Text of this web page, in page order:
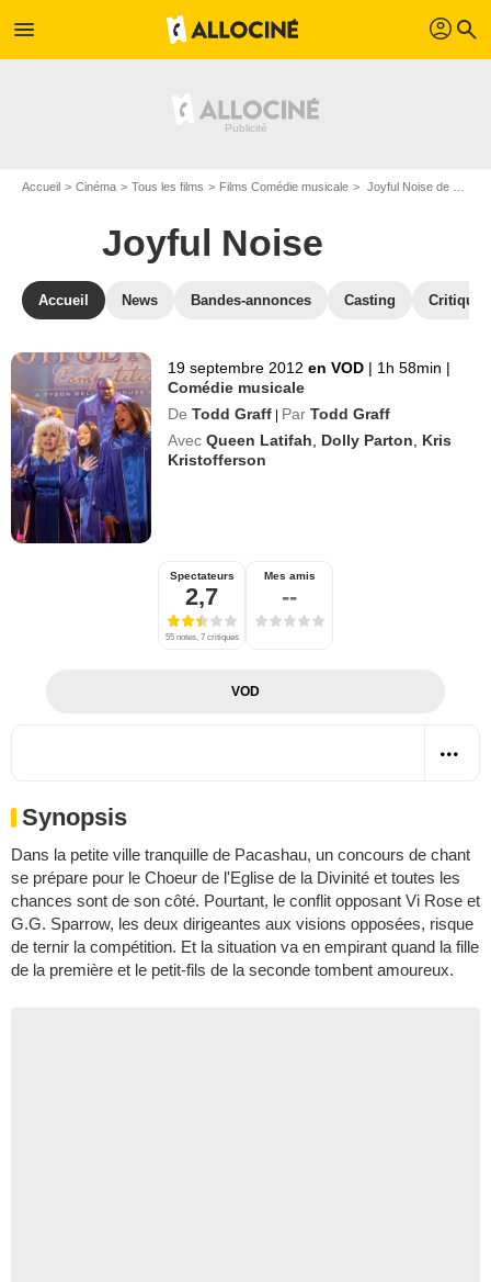
menu profil search
Accueil Cinéma Tous les films Films Comédie musicale Joyful Noise de Todd Graff
Joyful Noise
Accueil News Bandes-annonces Casting
19 septembre 2012 en VOD | 1h 58min |
Comédie musicale
De Todd Graff Par Todd Graff
Avec Queen Latifah Dolly Parton
Kris
Kristofferson
Spectateurs
2,7
55 notes, 7 critiques
Mes amis
--
VOD
Synopsis
Dans la petite ville tranquille de Pacashau, un concours de chant
se prépare pour le Choeur de l'Eglise de la Divinité et toutes les
chances sont de son côté. Pourtant, le conflit opposant Vi Rose et
G.G. Sparrow, les deux dirigeantes aux visions opposées, risque
de ternir la compétition. Et la situation va en empirant quand la fille
de la première et le petit-fils de la seconde tombent amoureux.